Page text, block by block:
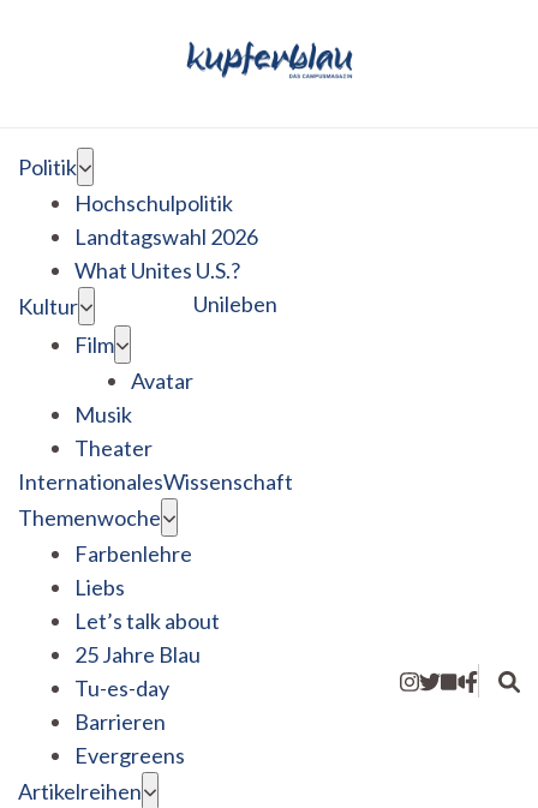
Politik
Hochschulpolitik
Landtagswahl 2026
What Unites U.S.?
Kultur
Film
Avatar
Musik
Theater
Unileben
InternationalesWissenschaft
Themenwoche
Farbenlehre
Liebs
Let’s talk about
25 Jahre Blau
Tu-es-day
Barrieren
Evergreens
Artikelreihen